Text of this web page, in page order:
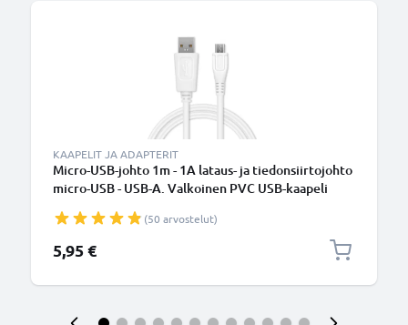
KAAPELIT JA ADAPTERIT
Micro-USB-johto 1m - 1A lataus- ja tiedonsiirtojohto
micro-USB - USB-A. Valkoinen PVC USB-kaapeli
(50 arvostelut)
5,95 €